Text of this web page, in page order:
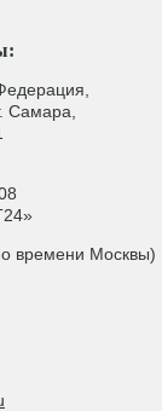
Самара,
времени Москвы)